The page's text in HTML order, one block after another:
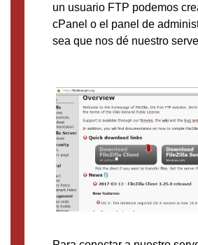
un usuario FTP podemos
cPanel o el panel de
sea que nos dé nuestro